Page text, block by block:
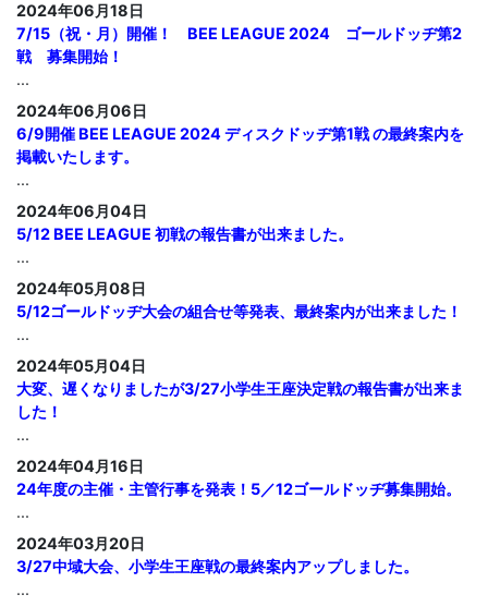
2024年06月18日
7/15（祝・月）開催！ BEE LEAGUE 2024 ゴールドッヂ第2
戦 募集開始！
...
2024年06月06日
6/9開催 BEE LEAGUE 2024 ディスクドッヂ第1戦 の最終案内を
掲載いたします。
...
2024年06月04日
5/12 BEE LEAGUE 初戦の報告書が出来ました。
...
2024年05月08日
5/12ゴールドッヂ大会の組合せ等発表、最終案内が出来ました！
...
2024年05月04日
大変、遅くなりましたが3/27小学生王座決定戦の報告書が出来ま
した！
...
2024年04月16日
24年度の主催・主管行事を発表！5／12ゴールドッヂ募集開始。
...
2024年03月20日
3/27中域大会、小学生王座戦の最終案内アップしました。
...